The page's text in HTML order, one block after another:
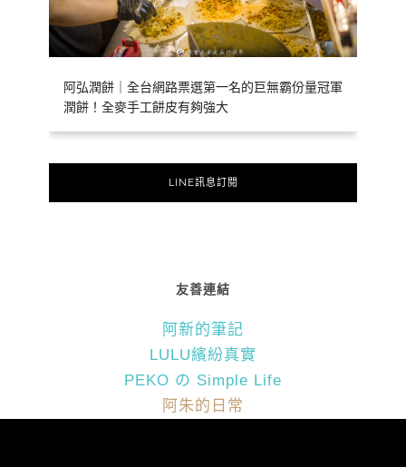
阿弘潤餅｜全台網路票選第一名的巨無霸份量冠軍
潤餅！全麥手工餅皮有夠強大
LINE訊息訂閱
友善連結
阿新的筆記
LULU繽紛真實
PEKO の Simple Life
阿朱的日常